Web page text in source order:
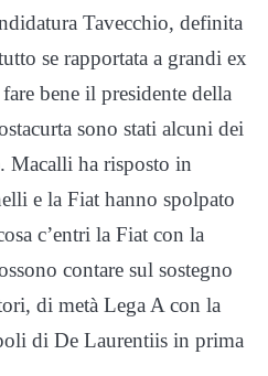
Tavecchio, definita
se rapportata a grandi ex
bene il presidente della
sono stati alcuni dei
Macalli ha risposto in
e la Fiat hanno spolpato
c’entri la Fiat con la
contare sul sostegno
di metà Lega A con la
di De Laurentiis in prima